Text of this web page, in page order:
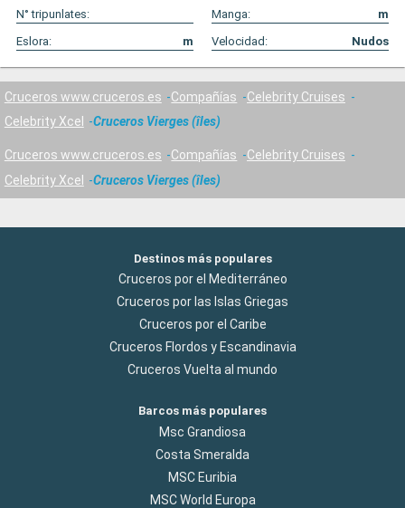
N° tripunlates:
Manga:
m
Eslora:
m Velocidad: Nudos
Cruceros www.cruceros.es Compañías
Celebrity Cruises
Celebrity Xcel
Cruceros Vierges (îles)
Cruceros www.cruceros.es Compañías
Celebrity Cruises
Celebrity Xcel
Cruceros Vierges (îles)
Destinos más populares
Cruceros por el Mediterráneo
Cruceros por las Islas Griegas
Cruceros por el Caribe
Cruceros Flordos y Escandinavia
Cruceros Vuelta al mundo
Barcos más populares
Msc Grandiosa
Costa Smeralda
MSC Euribia
MSC World Europa